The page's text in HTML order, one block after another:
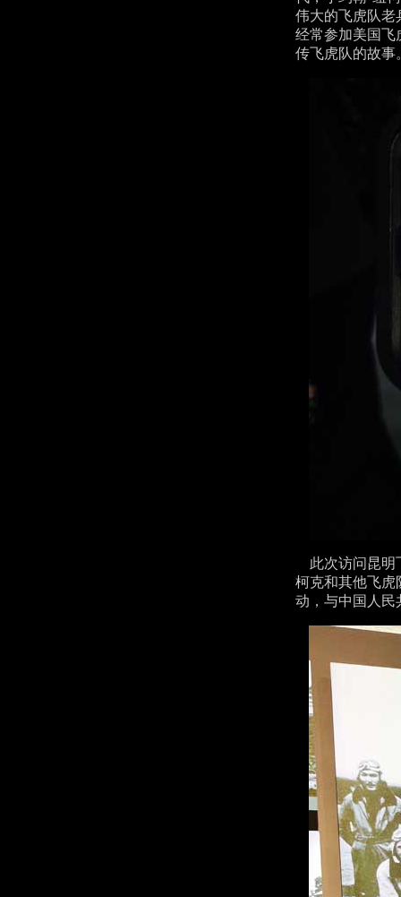
伟大的飞虎队老
经常参加美国飞
传飞虎队的故事
此次访问昆明
柯克和其他飞虎
动，与中国人民